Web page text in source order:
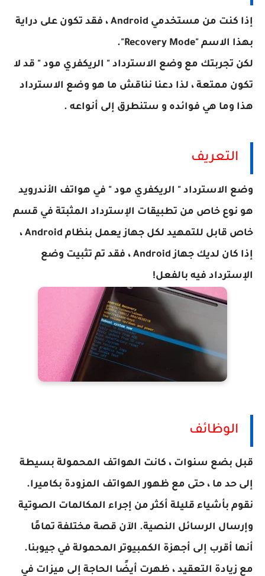
إذا كنت من مستخدمي Android ، فقد تكون على دراية
بهذا الاسم "Recovery Mode".
لكن تجربتك مع وضع الاسترداد " الريكفري مود " قد لا
تكون ممتعة ، لذا دعنا نناقش ما هو وضع الاسترداد
هذا وما هي فوائده و ستنطرق إلى أنواعه .
التعريف
وضع الاسترداد " الريكفري مود " في هواتف الأندرويد
هو نوع خاص من تطبيقات الإسترداد المثبتة في قسم
خاص قابل للتمهيد لكل جهاز يعمل بنظام Android ،
إذا كان لديك جهاز Android ، فقد تم تثبيت وضع
الإسترداد فيه بالفعل!
الوظائف
قبل بضع سنوات ، كانت الهواتف المحمولة بسيطة
إلى حد ما ، حتى مع ظهور الهواتف المزودة بكاميرا.
نقوم بأشياء قليلة أكثر من إجراء المكالمات الصوتية
وإرسال الرسائل النصية. الآن قصة مختلفة تمامًا
أنها أقرب إلى أجهزة الكمبيوتر المحمولة في جيوبنا.
مع زيادة التعقيد ، ظهرت أيضًا الحاجة إلى ميزات في